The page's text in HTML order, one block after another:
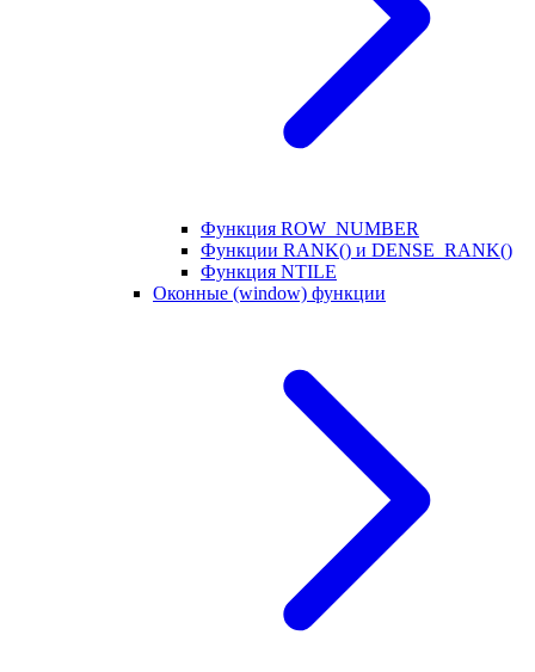
Функция ROW_NUMBER
Функции RANK() и DENSE_RANK()
Функция NTILE
Оконные (window) функции